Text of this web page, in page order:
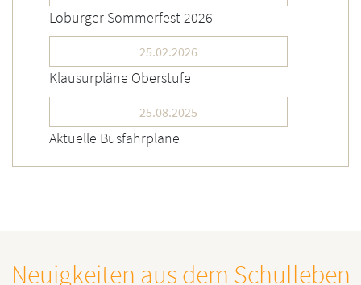
Loburger Sommerfest 2026
25.02.2026
Klausurpläne Oberstufe
25.08.2025
Aktuelle Busfahrpläne
Neuigkeiten aus dem Schulleben